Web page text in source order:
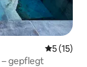
5 (15)
– gepflegt